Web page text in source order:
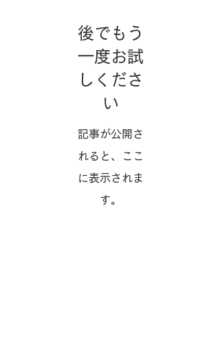
後でもう
一度お試
しくださ
い
記事が公開さ
れると、ここ
に表示されま
す。